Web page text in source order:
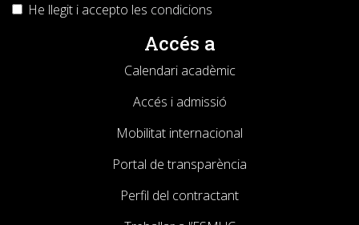
He llegit i accepto les condicions
Accés a
Calendari acadèmic
Accés i admissió
Mobilitat internacional
Portal de transparència
Perfil del contractant